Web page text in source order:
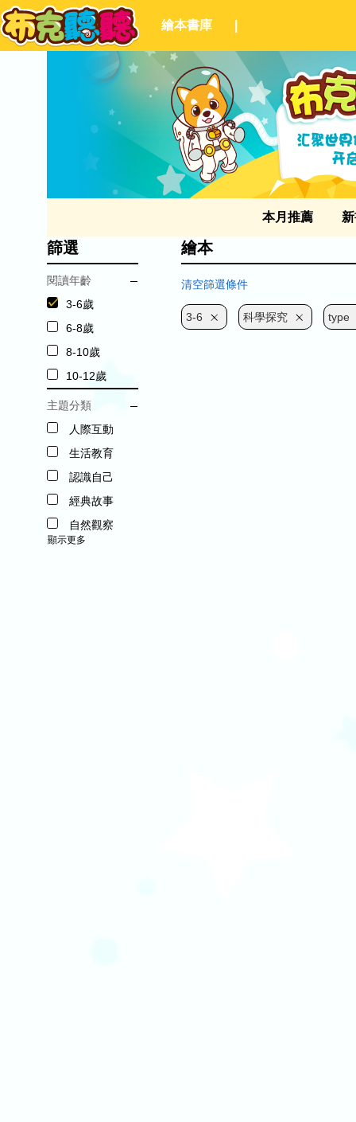
繪本書庫
本月推薦
篩選
閱讀年齡
3-6歲
6-8歲
8-10歲
10-12歲
主題分類
人際互動
生活教育
認識自己
經典故事
自然觀察
顯示更多
繪本
清空篩選條件
3-6 科學探究 type